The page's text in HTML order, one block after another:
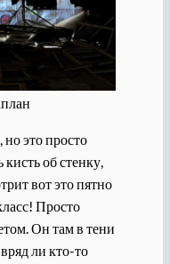
но это просто
об стенку,
вот это пятно
Просто
Он там в тени
вряд ли кто-то